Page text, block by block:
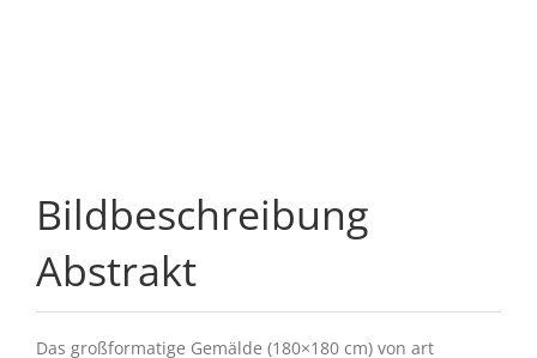
Bildbeschreibung
Abstrakt
Das großformatige Gemälde (180×180 cm) von art